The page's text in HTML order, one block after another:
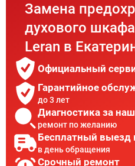
Замена
духового шкафа
Leran в
Официальный
Гарантийное
до 3 лет
Диагностика за
ремонт по желанию
Бесплатный выезд
в день обращения
Срочный ремонт